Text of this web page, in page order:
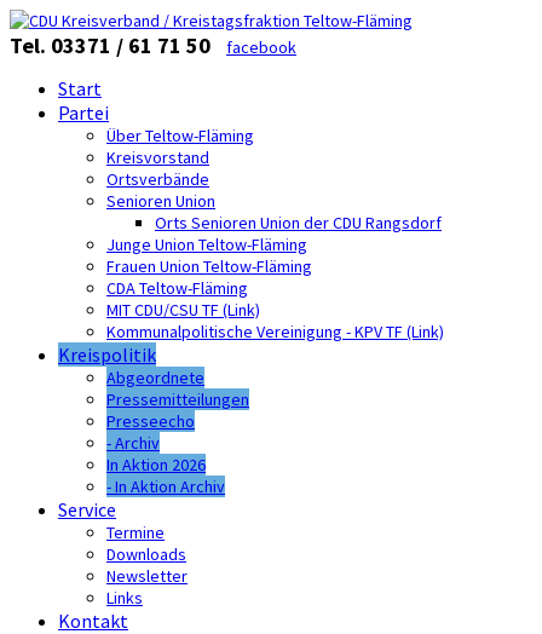
Tel. 03371 / 61 71 50 facebook
Start
Partei
Über Teltow-Fläming
Kreisvorstand
Ortsverbände
Senioren Union
Orts Senioren Union der CDU Rangsdorf
Junge Union Teltow-Fläming
Frauen Union Teltow-Fläming
CDA Teltow-Fläming
MIT CDU/CSU TF (Link)
Kommunalpolitische Vereinigung - KPV TF (Link)
Kreispolitik
Abgeordnete
Pressemitteilungen
Presseecho
- Archiv
In Aktion 2026
- In Aktion Archiv
Service
Termine
Downloads
Newsletter
Links
Kontakt